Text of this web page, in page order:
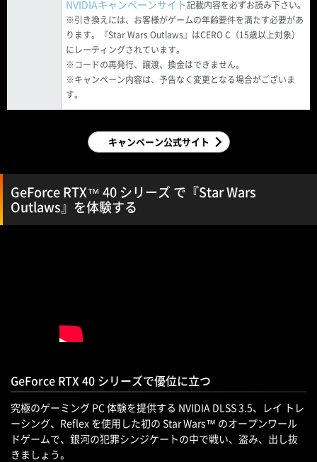
NVIDIAキャンペーンサイト記載内容を必ずお読み下さい。
※引き換えには、お客様がゲームの年齢要件を満たす必要があ
ります。『Star Wars Outlaws』はCERO C（15歳以上対象）
にレーティングされています。
※コードの再発行、譲渡、換金はできません。
※キャンペーン内容は、予告なく変更となる場合がございま
す。
キャンペーン公式サイト
GeForce RTX™ 40 シリーズ で『Star Wars
Outlaws』を体験する
GeForce RTX 40 シリーズで優位に立つ
究極のゲーミング PC 体験を提供する NVIDIA DLSS 3.5、レイ トレ
ーシング、Reflex を使用した初の Star Wars™ のオープンワール
ドゲームで、銀河の犯罪シンジケートの中で戦い、盗み、出し抜
きましょう。